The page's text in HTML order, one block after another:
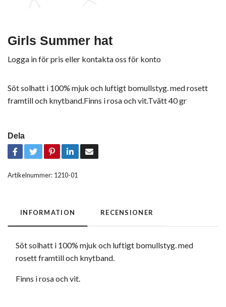
Girls Summer hat
Logga in för pris eller kontakta oss för konto
Söt solhatt i 100% mjuk och luftigt bomullstyg. med rosett
framtill och knytband.Finns i rosa och vit.Tvätt 40 gr
Dela
Artikelnummer: 1210-01
INFORMATION RECENSIONER
Söt solhatt i 100% mjuk och luftigt bomullstyg. med
rosett framtill och knytband.
Finns i rosa och vit.